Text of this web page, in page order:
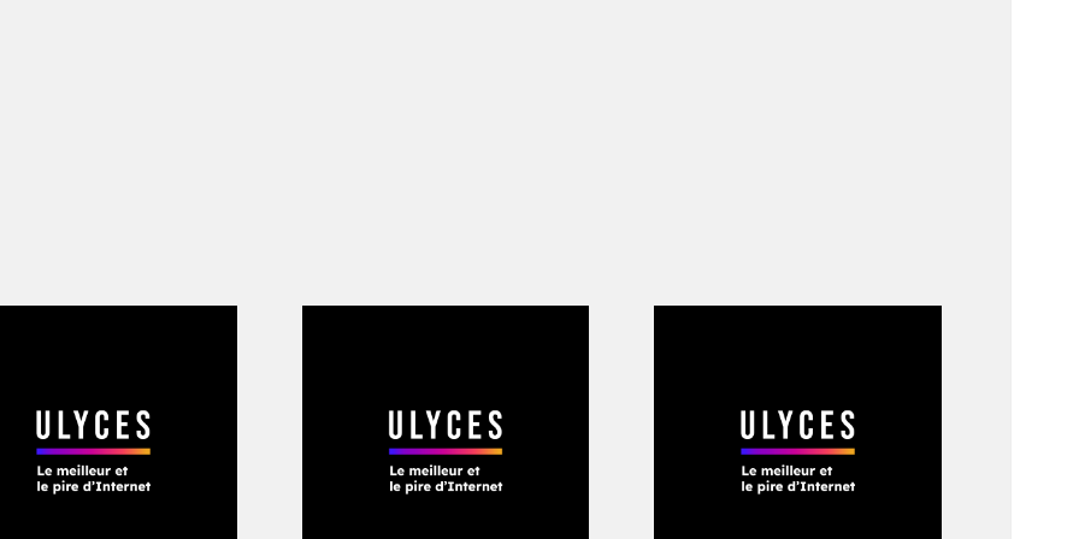
les employés se trouvaient l’agent consulaire
tremblant de peur. Un autre sentit une odeur de
à pleurer dans la pénombre, convaincus que